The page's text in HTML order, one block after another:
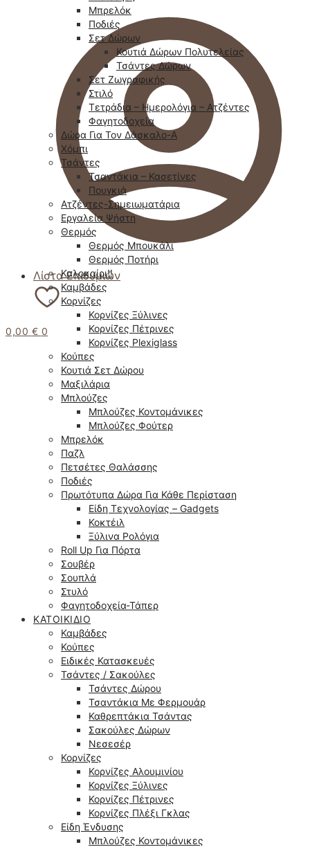
Λίστα Επιθυμιών
0,00 € 0
Μπρελόκ
Ποδιές
Σετ Δώρων
Κουτιά Δώρων Πολυτελείας
Τσάντες Δώρων
Σετ Ζωγραφικής
Στιλό
Τετράδια – Ημερολόγια – Ατζέντες
Φαγητοδοχεία
Δώρα Για Τον Δάσκαλο-Α
Χόμπι
Τσάντες
Τσαντάκια – Κασετίνες
Πουγκιά
Ατζέντες-Σημειωματάρια
Εργαλεία Ψήστη
Θερμός
Θερμός Μπουκάλι
Θερμός Ποτήρι
Καλοκαίρι!!
Καμβάδες
Κορνίζες
Κορνίζες Ξύλινες
Κορνίζες Πέτρινες
Κορνίζες Plexiglass
Κούπες
Κουτιά Σετ Δώρου
Μαξιλάρια
Μπλούζες
Μπλούζες Κοντομάνικες
Μπλούζες Φούτερ
Μπρελόκ
Παζλ
Πετσέτες Θαλάσσης
Ποδιές
Πρωτότυπα Δώρα Για Κάθε Περίσταση
Είδη Τεχνολογίας – Gadgets
Κοκτέιλ
Ξύλινα Ρολόγια
Roll Up Για Πόρτα
Σουβέρ
Σουπλά
Στυλό
Φαγητοδοχεία-Τάπερ
ΚΑΤΟΙΚΊΔΙΟ
Καμβάδες
Κούπες
Ειδικές Κατασκευές
Τσάντες / Σακούλες
Τσάντες Δώρου
Τσαντάκια Με Φερμουάρ
Καθρεπτάκια Τσάντας
Σακούλες Δώρων
Νεσεσέρ
Κορνίζες
Κορνίζες Αλουμινίου
Κορνίζες Ξύλινες
Κορνίζες Πέτρινες
Κορνίζες Πλέξι Γκλας
Είδη Ένδυσης
Μπλούζες Κοντομάνικες